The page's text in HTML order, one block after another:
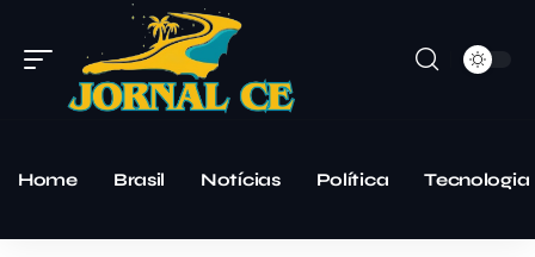
Home Brasil Notícias Política Tecnologia